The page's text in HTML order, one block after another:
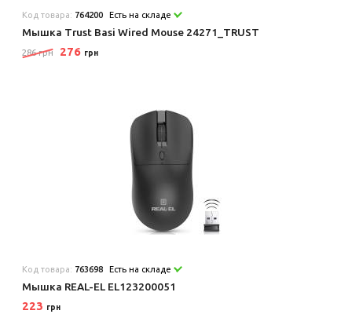
Код товара: 764200 Есть на складе
Мышка Trust Basi Wired Mouse 24271_TRUST
286 грн 276 грн
Код товара: 763698 Есть на складе
Мышка REAL-EL EL123200051
223 грн